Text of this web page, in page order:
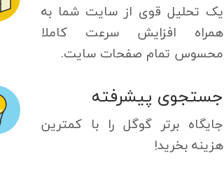
یک تحلیل قوی از سایت شما به
همراه افزایش سرعت کاملا
محسوس تمام صفحات سایت.
جستجوی پیشرفته
جایگاه برتر گوگل را با کمترین
هزینه بخرید!